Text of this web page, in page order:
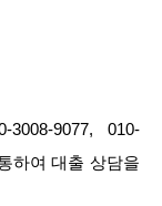
3008-9077, 010-
하여 대출 상담을